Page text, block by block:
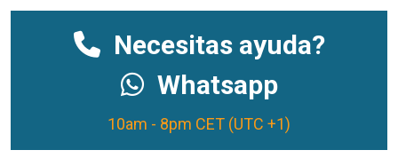
Necesitas ayuda?
Whatsapp
10am - 8pm CET (UTC +1)